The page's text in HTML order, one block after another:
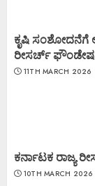
ಕೃಷಿ ಸಂಶೋದನೆಗೆ
ರೀಸರ್ಚ್
11TH MARCH 2026
ಕರ್ನಾಟಕ ರಾಜ್ಯ
10TH MARCH 2026